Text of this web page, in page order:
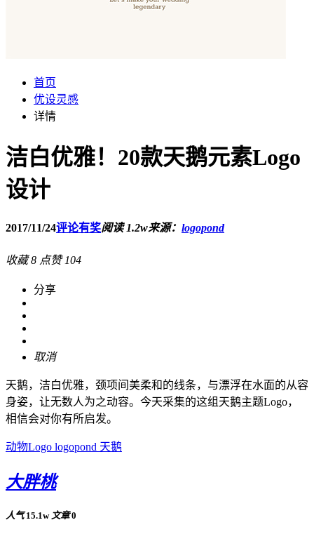
首页
优设灵感
详情
洁白优雅！20款天鹅元素Logo
设计
2017/11/24评论有奖阅读 1.2w来源： logopond
收藏 8 点赞 104
分享
取消
天鹅，洁白优雅，颈项间美柔和的线条，与漂浮在水面的从容
身姿，让无数人为之动容。今天采集的这组天鹅主题Logo，
相信会对你有所启发。
动物Logo logopond 天鹅
大胖桃
人气 15.1w 文章 0